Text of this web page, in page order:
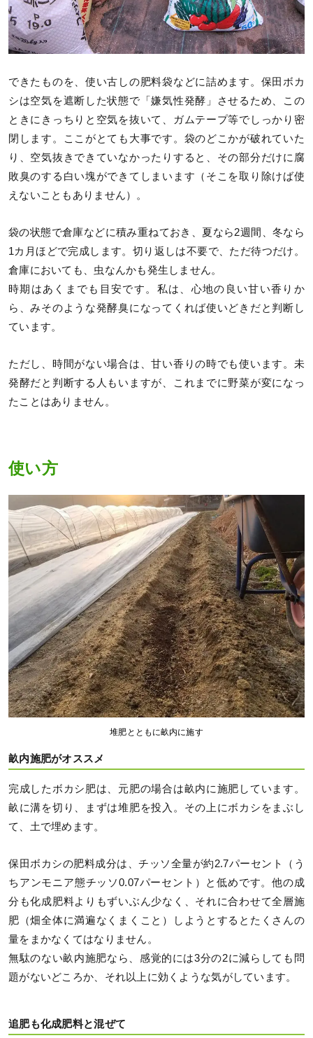
できたものを、使い古しの肥料袋などに詰めます。保田ボカ
シは空気を遮断した状態で「嫌気性発酵」させるため、この
ときにきっちりと空気を抜いて、ガムテープ等でしっかり密
閉します。ここがとても大事です。袋のどこかが破れていた
り、空気抜きできていなかったりすると、その部分だけに腐
敗臭のする白い塊ができてしまいます（そこを取り除けば使
えないこともありません）。
袋の状態で倉庫などに積み重ねておき、夏なら2週間、冬なら
1カ月ほどで完成します。切り返しは不要で、ただ待つだけ。
倉庫においても、虫なんかも発生しません。
時期はあくまでも目安です。私は、心地の良い甘い香りか
ら、みそのような発酵臭になってくれば使いどきだと判断し
ています。
ただし、時間がない場合は、甘い香りの時でも使います。未
発酵だと判断する人もいますが、これまでに野菜が変になっ
たことはありません。
使い方
堆肥とともに畝内に施す
畝内施肥がオススメ
完成したボカシ肥は、元肥の場合は畝内に施肥しています。
畝に溝を切り、まずは堆肥を投入。その上にボカシをまぶし
て、土で埋めます。
保田ボカシの肥料成分は、チッソ全量が約2.7パーセント（う
ちアンモニア態チッソ0.07パーセント）と低めです。他の成
分も化成肥料よりもずいぶん少なく、それに合わせて全層施
肥（畑全体に満遍なくまくこと）しようとするとたくさんの
量をまかなくてはなりません。
無駄のない畝内施肥なら、感覚的には3分の2に減らしても問
題がないどころか、それ以上に効くような気がしています。
追肥も化成肥料と混ぜて